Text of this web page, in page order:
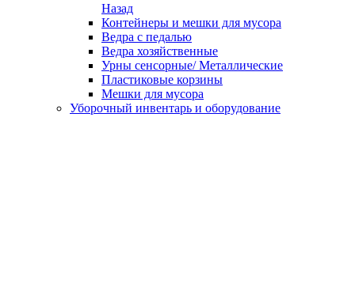
Назад
Контейнеры и мешки для мусора
Ведра с педалью
Ведра хозяйственные
Урны сенсорные/ Металлические
Пластиковые корзины
Мешки для мусора
Уборочный инвентарь и оборудование